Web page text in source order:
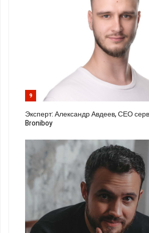
9
Эксперт: Александр Авдеев, СЕО
Broniboy